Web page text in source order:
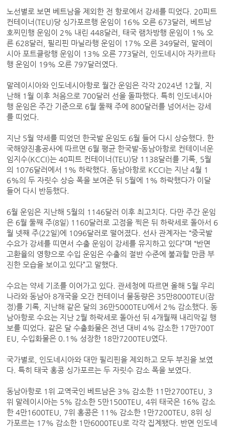
노선별로 보면 베트남을 제외한 전 항로에서 강세를 띠었다. 20피트
컨테이너(TEU)당 싱가포르행 운임이 16% 오른 673달러, 베트남
호찌민행 운임이 2% 내린 448달러, 태국 램차방행 운임이 1% 오
른 628달러, 필리핀 마닐라행 운임이 17% 오른 349달러, 말레이
시아 포트클랑행 운임이 13% 오른 773달러, 인도네시아 자카르타
행 운임이 19% 오른 797달러였다.
말레이시아와 인도네시아항로 월간 운임은 각각 2024년 12월, 지
난해 1월 이후 처음으로 700달러 선을 돌파했다. 특히 인도네시아
행 운임은 주간 기준으로 6월 둘째 주에 800달러를 넘어서는 강세
를 띠었다.
지난 5월 약세를 띠었던 한국발 운임도 6월 들어 다시 상승했다. 한
국해양진흥공사에 따르면 6월 평균 한국발-동남아항로 컨테이너운
임지수(KCCI)는 40피트 컨테이너(TEU)당 1138달러를 기록, 5월
의 1076달러에서 1% 하락했다. 동남아항로 KCCI는 지난 4월 1
6%의 두 자릿수 상승 폭을 보여준 뒤 5월에 1% 하락했다가 이달
들어 다시 반등했다.
6월 운임은 지난해 5월의 1146달러 이후 최고치다. 다만 주간 운임
은 6월 둘째 주(8일) 1160달러로 고점을 찍은 뒤 하락세로 돌아서 6
월 넷째 주(22일)에 1096달러로 떨어졌다. 선사 관계자는 “중국발
수요가 강세를 띠면서 수출 운임이 강세를 유지하고 있다”며 “반면
고환율의 영향으로 수입 운임은 수출의 절반 수준에 불과할 만큼 부
진한 모습을 보이고 있다”고 말했다.
수요는 약세 기조를 이어가고 있다. 관세청에 따르면 올해 5월 우리
나라와 동남아 8개국을 오간 컨테이너 물동량은 35만8000TEU(잠
정)를 기록, 지난해 같은 달의 36만5000TEU에서 2% 감소했다. 동
남아항로 수요는 지난 2월 하락세로 돌아선 뒤 4개월째 내리막길 행
보를 띠었다. 같은 달 수출화물은 전년 대비 4% 감소한 17만700T
EU, 수입화물은 0.1% 성장한 18만7200TEU였다.
국가별로, 인도네시아와 대만 필리핀을 제외하고 모두 부진을 보였
다. 특히 태국 홍콩 싱가포르는 두 자릿수 감소 폭을 보였다.
동남아항로 1위 교역국인 베트남은 3% 감소한 11만2700TEU, 3
위 말레이시아는 5% 감소한 5만1500TEU, 4위 태국은 16% 감소
한 4만1600TEU, 7위 홍콩은 11% 감소한 1만7200TEU, 8위 싱
가포르는 17% 감소한 1만6000TEU로 각각 집계됐다. 반면 인도네